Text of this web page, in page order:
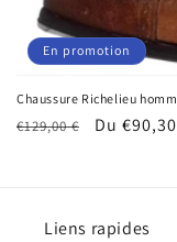
o
n
:
En promotion
Chaussure Richelieu
Prix
€129,00 €
Prix
Du
Liens rapides